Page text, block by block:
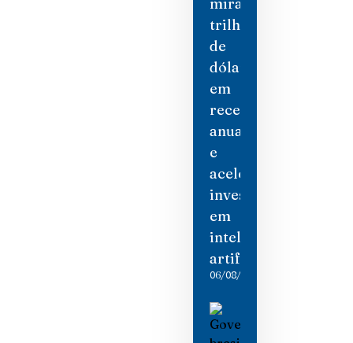
trilhão
de
dólares
em
receita
anual
e
acelera
investimento
em
inteligência
artificial
06/08/2026